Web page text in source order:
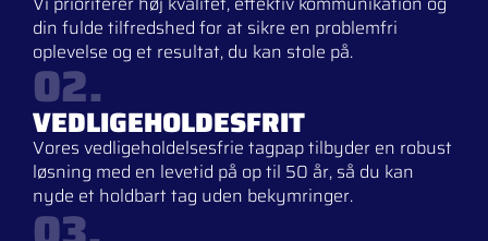
din fulde tilfredshed for at sikre en problemfri
oplevelse og et resultat, du kan stole på.
02.
VEDLIGEHOLDESFRIT
Vores vedligeholdelsesfrie tagpap tilbyder en robust
løsning med en levetid på op til 50 år, så du kan
nyde et holdbart tag uden bekymringer.